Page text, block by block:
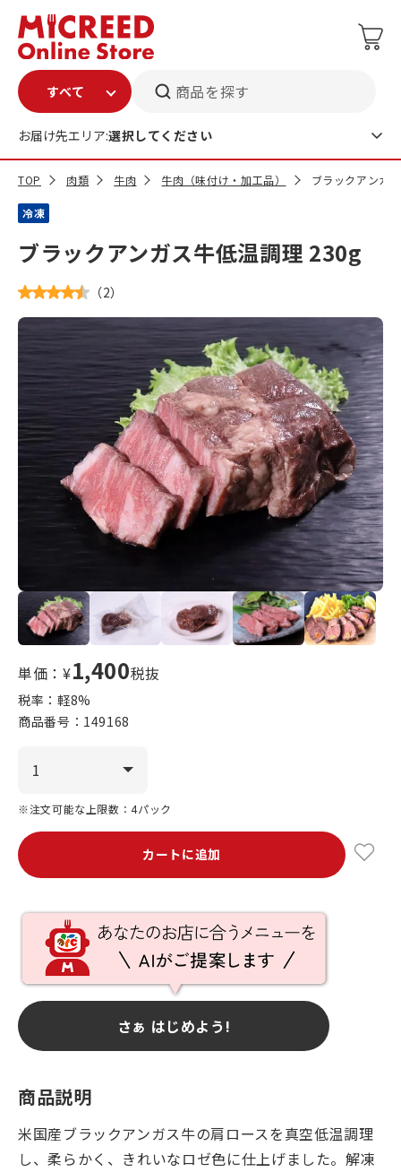
商品を探す
お届け先エリア:選択してください
TOP 肉類 牛肉 牛肉（味付け・加工品） ブラックアンガ
冷凍
ブラックアンガス牛低温調理 230g
（2）
単価：¥1,400税抜
税率：軽8%
商品番号： 149168
※注文可能な上限数：4パック
カートに追加
さぁ はじめよう!
商品説明
米国産ブラックアンガス牛の肩ロースを真空低温調理
し、柔らかく、きれいなロゼ色に仕上げました。解凍